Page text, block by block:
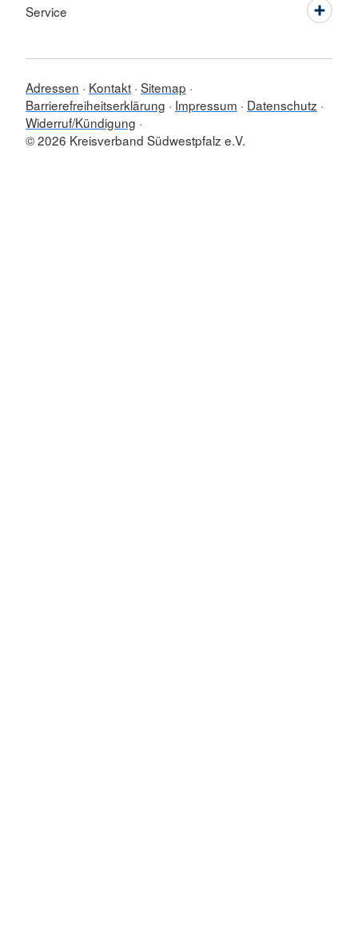
Service
Adressen Kontakt Sitemap
Barrierefreiheitserklärung
Impressum
Datenschutz
Widerruf/Kündigung
© 2026 Kreisverband Südwestpfalz e.V.